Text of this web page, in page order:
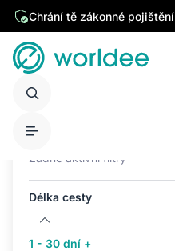
Chrání tě zákonné pojištění
Žádné aktivní filtry
Délka cesty
1 - 30 dní +